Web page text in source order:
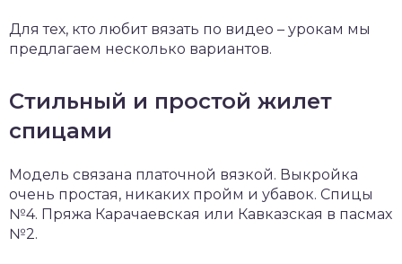
Для тех, кто любит вязать по видео – урокам мы
предлагаем несколько вариантов.
Стильный и простой жилет
спицами
Модель связана платочной вязкой. Выкройка
очень простая, никаких пройм и убавок. Спицы
№4. Пряжа Карачаевская или Кавказская в пасмах
№2.